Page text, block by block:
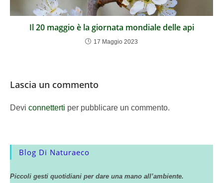
Il 20 maggio è la giornata mondiale delle api
17 Maggio 2023
Lascia un commento
Devi connetterti per pubblicare un commento.
Blog Di Naturaeco
Piccoli gesti quotidiani per dare una mano all’ambiente.